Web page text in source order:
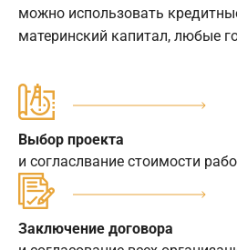
можно использовать
материнский капитал, любые
Выбор проекта
и согласлвание стоимости
Заключение договора